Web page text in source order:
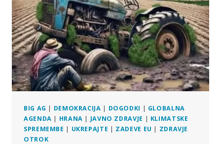
47-
IH
DRŽAVAH
BIG AG | DEMOKRACIJA | DOGODKI | GLOBALNA
AGENDA | HRANA | JAVNO ZDRAVJE | KLIMATSKE
SPREMEMBE | UKREPAJTE | ZADEVE EU | ZDRAVJE
OTROK